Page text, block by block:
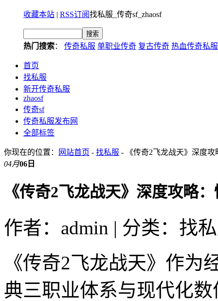
收藏本站 | RSS订阅找私服_传奇sf_zhaosf
热门搜索： 传奇私服 单职业传奇 复古传奇 热血传奇私服
首页
找私服
新开传奇私服
zhaosf
传奇sf
传奇私服发布网
全部标签
你现在的位置： 网站首页 - 找私服 - 《传奇2飞龙战天》深度
04月06日
《传奇2飞龙战天》深度攻略
作者：admin | 分类：找
《传奇2飞龙战天》作为
典三职业体系与现代化